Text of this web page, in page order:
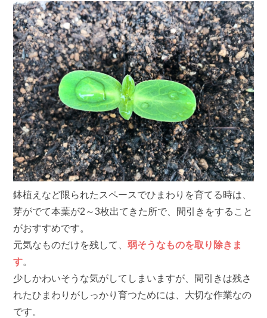
鉢植えなど限られたスペースでひまわりを育てる時は、
芽がでて本葉が2～3枚出てきた所で、間引きをすること
がおすすめです。
元気なものだけを残して、弱そうなものを取り除きま
す。
少しかわいそうな気がしてしまいますが、間引きは残さ
れたひまわりがしっかり育つためには、大切な作業なの
です。